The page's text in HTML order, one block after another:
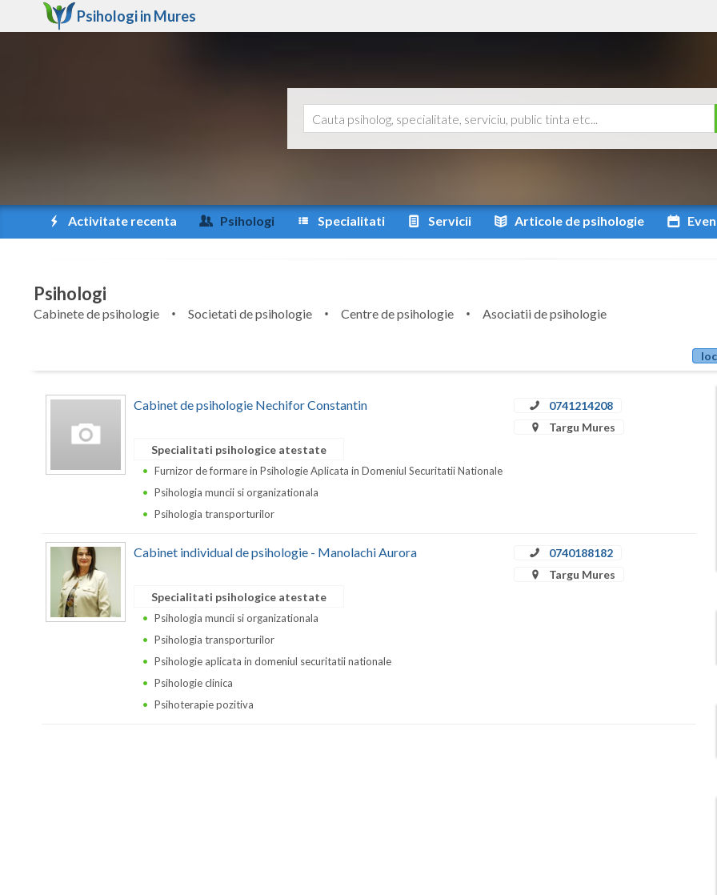
Psihologi in Mures
Activitate recenta Psihologi Specialitati Servicii Articole de psihologie
Psihologi
Cabinete de psihologie Societati de psihologie Centre de psihologie
Asociatii de psihologie
Cabinet de psihologie Nechifor Constantin
0741214208
Targu Mures
Specialitati psihologice atestate
Furnizor de formare in Psihologie Aplicata in Domeniul Securitatii Nationale
Psihologia muncii si organizationala
Psihologia transporturilor
Cabinet individual de psihologie - Manolachi Aurora
0740188182
Targu Mures
Specialitati psihologice atestate
Psihologia muncii si organizationala
Psihologia transporturilor
Psihologie aplicata in domeniul securitatii nationale
Psihologie clinica
Psihoterapie pozitiva